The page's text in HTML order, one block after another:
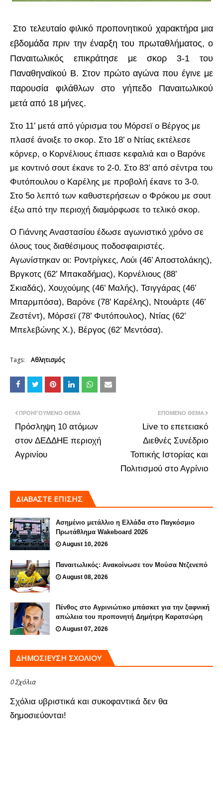
Στο τελευταίο φιλικό προπονητικού χαρακτήρα μια
εβδομάδα πριν την έναρξη του πρωταθλήματος, ο
Παναιτωλικός επικράτησε με σκορ 3-1 του
Παναθηναϊκού Β. Στον πρώτο αγώνα που έγινε με
παρουσία φιλάθλων στο γήπεδο Παναιτωλικού
μετά από 18 μήνες.
Στο 11’ μετά από γύρισμα του Μόρσεϊ ο Βέργος με
πλασέ άνοιξε το σκορ. Στο 18’ ο Ντίας εκτέλεσε
κόρνερ, ο Κορνέλιους έπιασε κεφαλιά και ο Βαρόνε
με κοντινό σουτ έκανε το 2-0. Στο 83’ από σέντρα του
Φυτόπουλου ο Καρέλης με προβολή έκανε το 3-0.
Στο 5ο λεπτό των καθυστερήσεων ο Φρόκου με σουτ
έξω από την περιοχή διαμόρφωσε το τελικό σκορ.
Ο Γιάννης Αναστασίου έδωσε αγωνιστικό χρόνο σε
όλους τους διαθέσιμους ποδοσφαιριστές.
Αγωνίστηκαν οι: Ροντρίγκες, Λούι (46’ Αποστολάκης),
Βργκοτς (62’ Μπακαδήμας), Κορνέλιους (88’
Σκιαδάς), Χουχούμης (46’ Μαλής), Τσιγγάρας (46’
Μπαρμπόσα), Βαρόνε (78’ Καρέλης), Ντουάρτε (46’
Ζεστέντ), Μόρσεϊ (78’ Φυτόπουλος), Ντίας (62’
Μπελεβώνης Χ.), Βέργος (62’ Μεντόσα).
Tags: Αθλητισμός
ΕΠΌΜΕΝΟ ΘΈΜΑ
Live το επετειακό
Διεθνές Συνέδριο
Τοπικής Ιστορίας και
Πολιτισμού στο Αγρίνιο
ΠΡΟΗΓΟΎΜΕΝΟ ΘΈΜΑ
Πρόσληψη 10 ατόμων
στον ΔΕΔΔΗΕ περιοχή
Αγρινίου
ΔΙΑΒΑΣΤΕ ΕΠΙΣΗΣ
Ασημένιο μετάλλιο η Ελλάδα στο Παγκόσμιο
Πρωτάθλημα Wakeboard 2026
August 10, 2026
Παναιτωλικός: Ανακοίνωσε τον Μούσα Ντζενεπό
August 08, 2026
Πένθος στο Αγρινιώτικο μπάσκετ για την ξαφνική
απώλεια του προπονητή Δημήτρη Καρατσώρη
August 07, 2026
ΔΗΜΟΣΊΕΥΣΗ ΣΧΟΛΊΟΥ
0 Σχόλια
Σχόλια υβριστικά και συκοφαντικά δεν θα
δημοσιεύονται!